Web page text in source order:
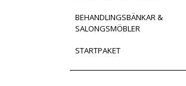
BEHANDLINGSBÄNKAR &
SALONGSMÖBLER
STARTPAKET